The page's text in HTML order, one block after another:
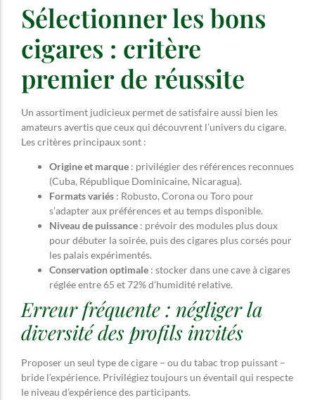
Sélectionner les bons
cigares : critère
premier de réussite
Un assortiment judicieux permet de satisfaire aussi bien les
amateurs avertis que ceux qui découvrent l’univers du cigare.
Les critères principaux sont :
Origine et marque : privilégier des références reconnues
(Cuba, République Dominicaine, Nicaragua).
Formats variés : Robusto, Corona ou Toro pour
s’adapter aux préférences et au temps disponible.
Niveau de puissance : prévoir des modules plus doux
pour débuter la soirée, puis des cigares plus corsés pour
les palais expérimentés.
Conservation optimale : stocker dans une cave à cigares
réglée entre 65 et 72% d’humidité relative.
Erreur fréquente : négliger la
diversité des profils invités
Proposer un seul type de cigare – ou du tabac trop puissant –
bride l’expérience. Privilégiez toujours un éventail qui respecte
le niveau d’expérience des participants.